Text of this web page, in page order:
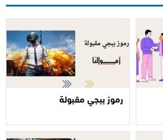
رموز ببجي مقبولة